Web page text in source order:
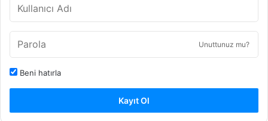
Unuttunuz mu?
Beni hatırla
Kayıt Ol